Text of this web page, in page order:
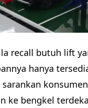
recall butuh lift
hanya
ke bengkel